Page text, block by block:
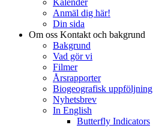
Anmäl dig här!
Din sida
Om oss Kontakt och bakgrund
Bakgrund
Vad gör vi
Filmer
Årsrapporter
Biogeografisk uppföljning
Nyhetsbrev
In English
Butterfly Indicators